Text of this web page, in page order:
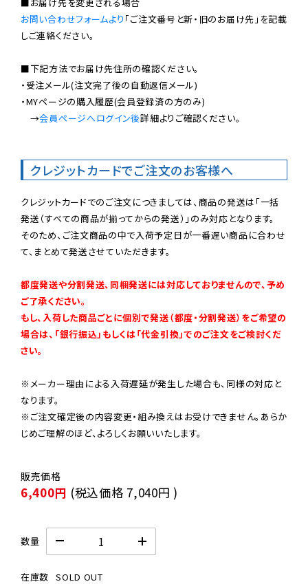
お問い合わせフォームより 「ご注文番号と新・旧のお届け先」を記載
しご連絡ください。
■下記方法でお届け先住所の確認ください。
・受注メール(注文完了後の自動返信メール)
・MYページの購入履歴(会員登録済の方のみ)
→会員ページへログイン後詳細よりご確認ください。
クレジットカードでご注文のお客様へ
クレジットカードでのご注文につきましては、商品の発送は「一括
発送（すべての商品が揃ってからの発送）」のみ対応となります。
そのため、ご注文商品の中で入荷予定日が一番遅い商品に合わせ
て、まとめて発送させていただきます。
都度発送や分割発送、同梱発送には対応しておりませんので、予め
ご了承ください。
もし、入荷した商品ごとに個別で発送（都度・分割発送）をご希望の
場合は、「銀行振込」もしくは「代金引換」でのご注文をご検討くだ
さい。
※メーカー理由による入荷遅延が発生した場合も、同様の対応と
なります。
※ご注文確定後の内容変更・組み換えはお受けできません。あらか
じめご理解のほど、よろしくお願いいたします。
6,400円 (税込価格 7,040円 )
数量
在庫数 SOLD OUT